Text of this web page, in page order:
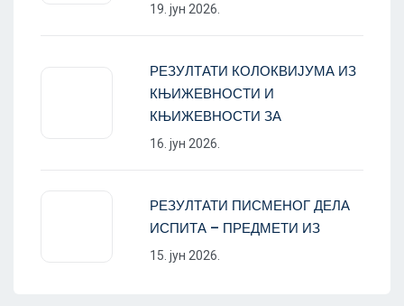
19. јун 2026.
РЕЗУЛТАТИ КОЛОКВИЈУМА ИЗ
КЊИЖЕВНОСТИ И
КЊИЖЕВНОСТИ ЗА
16. јун 2026.
РЕЗУЛТАТИ ПИСМЕНОГ ДЕЛА
ИСПИТА – ПРЕДМЕТИ ИЗ
15. јун 2026.